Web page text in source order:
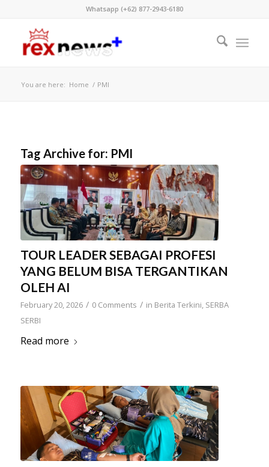
Whatsapp (+62) 877-2943-6180
You are here: Home / PMI
Tag Archive for: PMI
TOUR LEADER SEBAGAI PROFESI
YANG BELUM BISA TERGANTIKAN
OLEH AI
February 20, 2026 / 0 Comments / in Berita Terkini, SERBA
SERBI
Read more